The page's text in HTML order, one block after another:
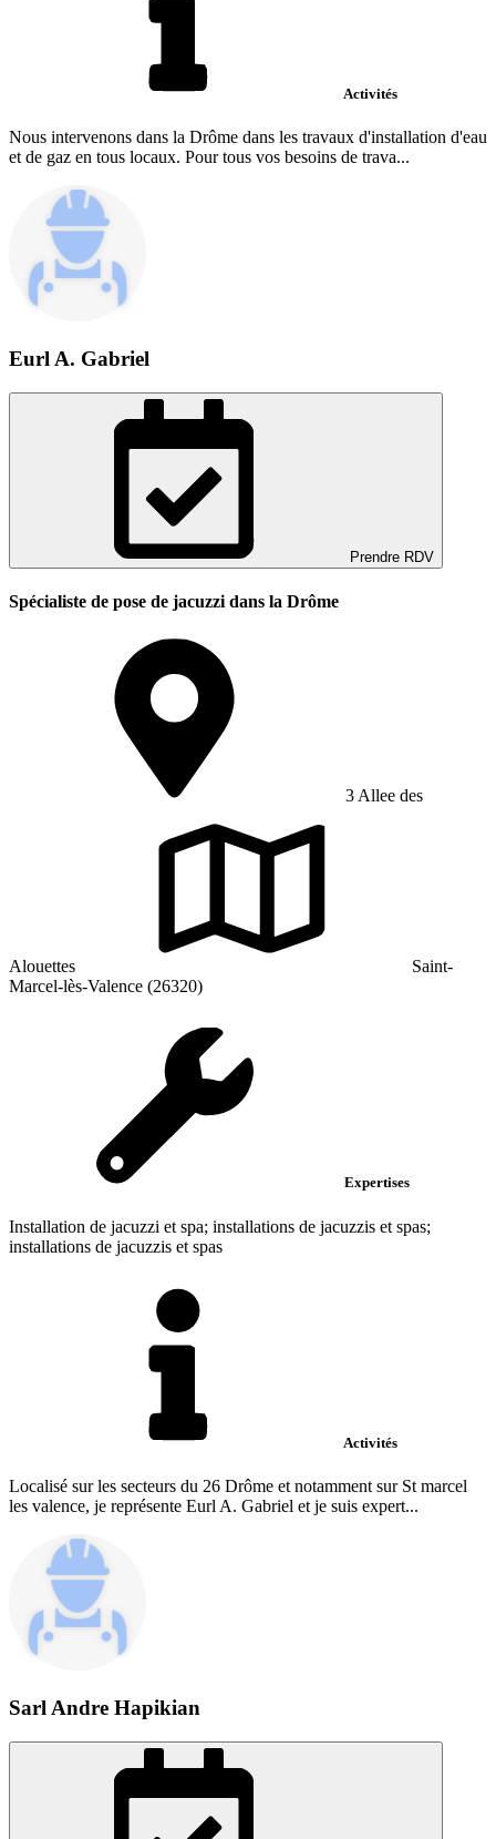
Activités
Nous intervenons dans la Drôme dans les travaux d'installation d'eau
et de gaz en tous locaux. Pour tous vos besoins de trava...
Eurl A. Gabriel
Prendre RDV
Spécialiste de pose de jacuzzi dans la Drôme
3 Allee des
Alouettes
Saint-
Marcel-lès-Valence (26320)
Expertises
Installation de jacuzzi et spa; installations de jacuzzis et spas;
installations de jacuzzis et spas
Activités
Localisé sur les secteurs du 26 Drôme et notamment sur St marcel
les valence, je représente Eurl A. Gabriel et je suis expert...
Sarl Andre Hapikian